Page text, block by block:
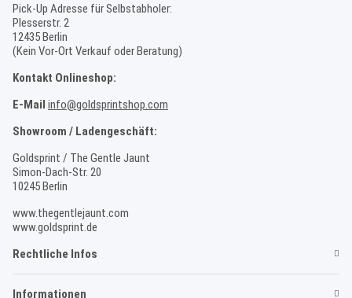
Pick-Up Adresse für Selbstabholer:
Plesserstr. 2
12435 Berlin
(Kein Vor-Ort Verkauf oder Beratung)
Kontakt Onlineshop:
E-Mail info@goldsprintshop.com
Showroom / Ladengeschäft:
Goldsprint / The Gentle Jaunt
Simon-Dach-Str. 20
10245 Berlin
www.thegentlejaunt.com
www.goldsprint.de
Rechtliche Infos
Informationen